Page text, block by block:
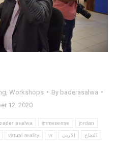
Workshops By baderasalwa
12, 2020
asalwa immesense jordan
virtual reality vr الاردن النجاح